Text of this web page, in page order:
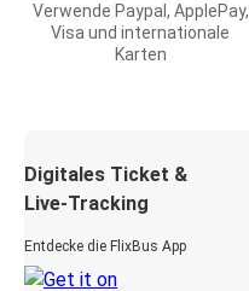
Verwende Paypal, ApplePay,
Visa und internationale
Karten
Digitales Ticket &
Live-Tracking
Entdecke die FlixBus App